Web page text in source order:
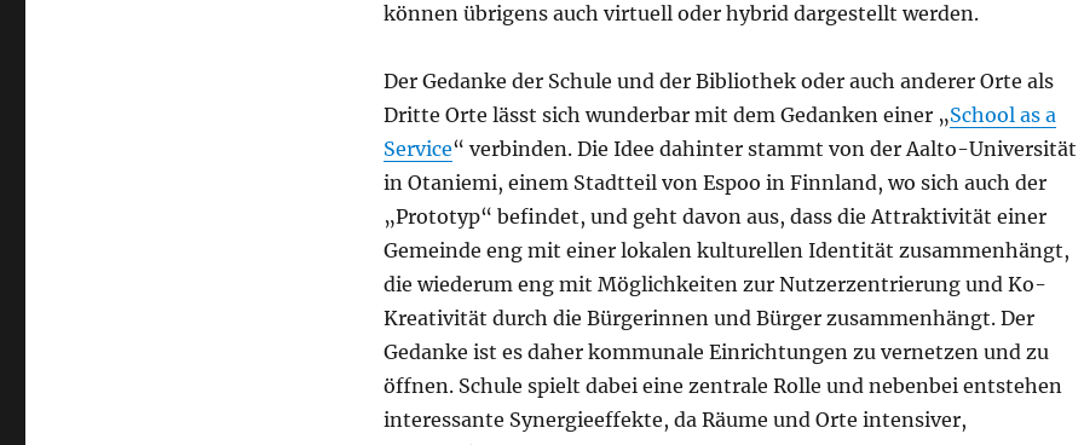
können übrigens auch virtuell oder hybrid dargestellt werden.
Der Gedanke der Schule und der Bibliothek oder auch anderer Orte als
Dritte Orte lässt sich wunderbar mit dem Gedanken einer „School as a
Service“ verbinden. Die Idee dahinter stammt von der Aalto-Universität
in Otaniemi, einem Stadtteil von Espoo in Finnland, wo sich auch der
„Prototyp“ befindet, und geht davon aus, dass die Attraktivität einer
Gemeinde eng mit einer lokalen kulturellen Identität zusammenhängt,
die wiederum eng mit Möglichkeiten zur Nutzerzentrierung und Ko-
Kreativität durch die Bürgerinnen und Bürger zusammenhängt. Der
Gedanke ist es daher kommunale Einrichtungen zu vernetzen und zu
öffnen. Schule spielt dabei eine zentrale Rolle und nebenbei entstehen
interessante Synergieeffekte, da Räume und Orte intensiver,